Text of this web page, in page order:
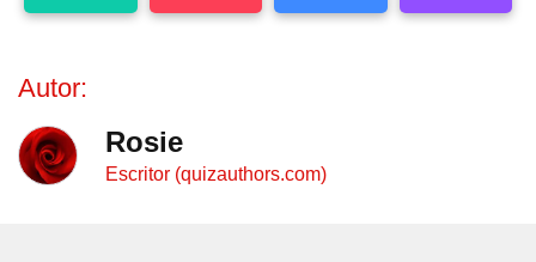
Autor:
Rosie
Escritor (quizauthors.com)